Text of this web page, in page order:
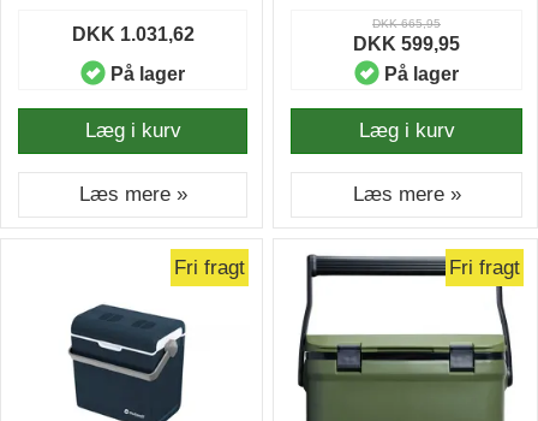
DKK 1.031,62
På lager
Læg i kurv
Læs mere »
DKK 665,95
DKK 599,95
På lager
Læg i kurv
Læs mere »
Fri fragt Fri fragt